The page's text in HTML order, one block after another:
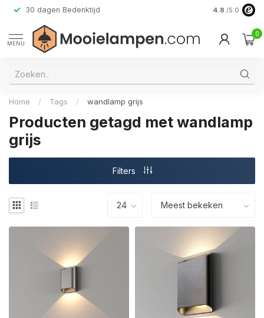
30 dagen Bedenktijd Verzending
4.8 /5.0
MENU
0
Home / Tags / wandlamp grijs
Producten getagd met wandlamp
grijs
Filters